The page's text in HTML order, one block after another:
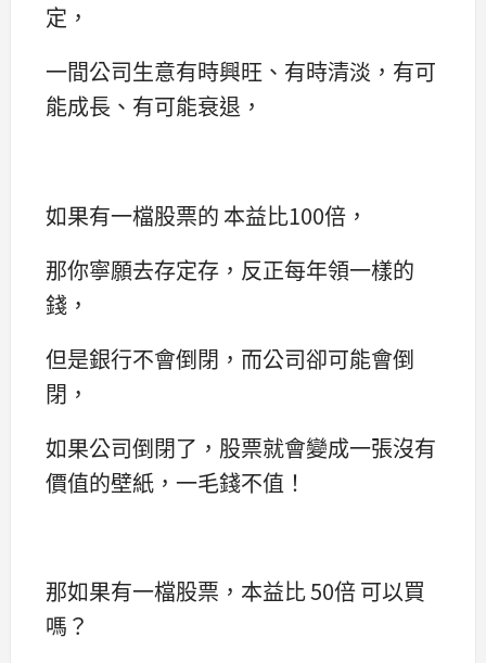
定，
一間公司生意有時興旺、有時清淡，有可
能成長、有可能衰退，
如果有一檔股票的 本益比100倍，
那你寧願去存定存，反正每年領一樣的
錢，
但是銀行不會倒閉，而公司卻可能會倒
閉，
如果公司倒閉了，股票就會變成一張沒有
價值的壁紙，一毛錢不值！
那如果有一檔股票，本益比 50倍 可以買
嗎？